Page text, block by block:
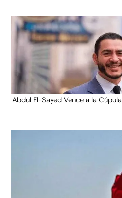
Abdul El-Sayed Vence a la